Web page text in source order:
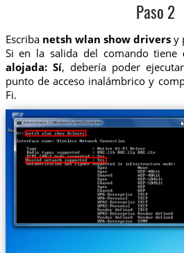
Paso 2
Escriba netsh wlan show driversy
Si en la salida del comando tiene
alojada: Sí, debería poder
punto de acceso inalámbrico y
Fi.